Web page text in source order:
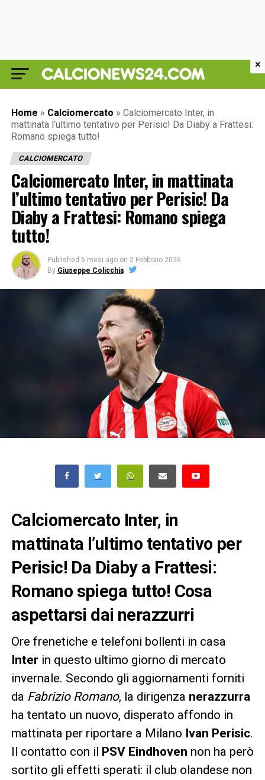
Home » Calciomercato » Calciomercato Inter, in
mattinata l’ultimo tentativo per Perisic! Da Diaby a Frattesi:
Romano spiega tutto!
CALCIOMERCATO
Calciomercato Inter, in mattinata
l’ultimo tentativo per Perisic! Da
Diaby a Frattesi: Romano spiega
tutto!
Published 6 mesi ago on 2 Febbraio 2026
By Giuseppe Colicchia
Calciomercato Inter, in
mattinata l’ultimo tentativo per
Perisic! Da Diaby a Frattesi:
Romano spiega tutto! Cosa
aspettarsi dai nerazzurri
Ore frenetiche e telefoni bollenti in casa
Inter in questo ultimo giorno di mercato
invernale. Secondo gli aggiornamenti forniti
da Fabrizio Romano, la dirigenza nerazzurra
ha tentato un nuovo, disperato affondo in
mattinata per riportare a Milano Ivan Perisic.
Il contatto con il PSV Eindhoven non ha però
sortito gli effetti sperati: il club olandese non
×